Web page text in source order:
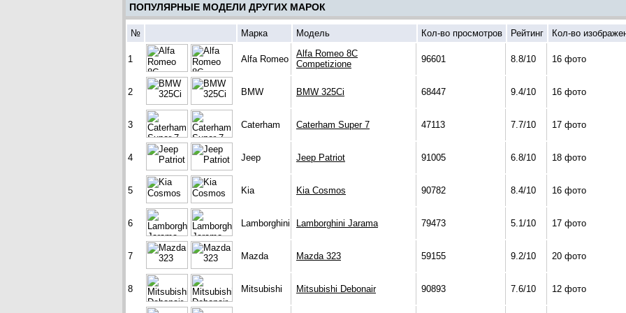
ПОПУЛЯРНЫЕ МОДЕЛИ ДРУГИХ МАРОК
№ Марка Модель Кол-во просмотров Рейтинг Кол-во
1 Alfa Romeo
Alfa Romeo 8C
Competizione
96601 8.8/10 16 фото
2 BMW BMW 325Ci 68447 9.4/10 16 фото
3 Caterham Caterham Super 7 47113 7.7/10 17 фото
4 Jeep Jeep Patriot 91005 6.8/10 18 фото
5 Kia Kia Cosmos 90782 8.4/10 16 фото
6 Lamborghini Lamborghini Jarama 79473 5.1/10 17 фото
7 Mazda Mazda 323 59155 9.2/10 20 фото
8 Mitsubishi Mitsubishi Debonair 90893 7.6/10 12 фото